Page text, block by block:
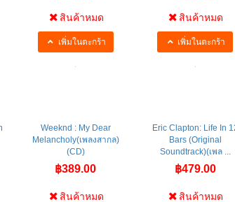
สินค้าหมด
เพิ่มในตะกร้า
สินค้าหมด
เพิ่มในตะกร้า
Weeknd : My Dear
Melancholy(เพลงสากล)
(CD)
Eric Clapton: Life In 12
Bars (Original
Soundtrack)(เพล ...